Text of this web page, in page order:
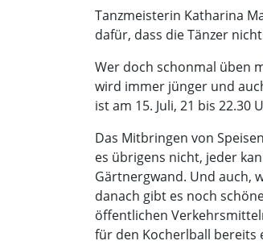
Tanzmeisterin Katharina
dafür, dass die Tänzer
Wer doch schonmal üben
wird immer jünger und
ist am 15. Juli, 21 bis
Das Mitbringen von
es übrigens nicht, jeder
Gärtnergwand. Und auch,
danach gibt es noch
öffentlichen
für den Kocherlball bereits